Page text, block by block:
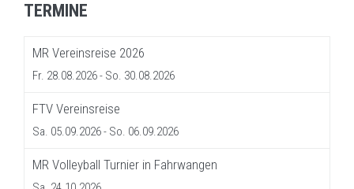
TERMINE
MR Vereinsreise 2026
Fr. 28.08.2026- So. 30.08.2026
FTV Vereinsreise
Sa. 05.09.2026- So. 06.09.2026
MR Volleyball Turnier in Fahrwangen